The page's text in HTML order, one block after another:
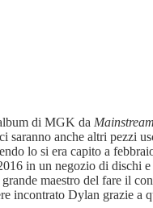
di MGK da
saranno anche altri pezzi
lo si era capito a
in un negozio di dischi
maestro del fare il
incontrato Dylan grazie a